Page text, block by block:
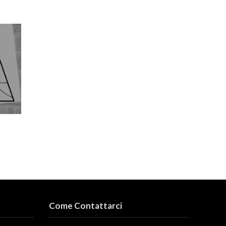
Come Contattarci